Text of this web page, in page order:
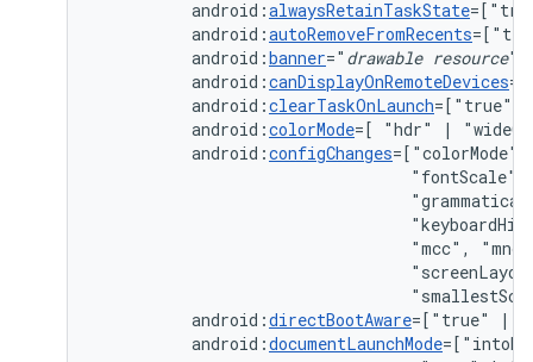
android:alwaysRetainTaskState
android:autoRemoveFromRecents
android:banner=" drawable resource
android:canDisplayOnRemoteDevices
android:clearTaskOnLaunch=["true"
android:colorMode=[ "hdr"
|
android:configChanges=["colorMode",
"fontScale",
"mcc",
android:directBootAware=["true"
|
android:documentLaunchMode